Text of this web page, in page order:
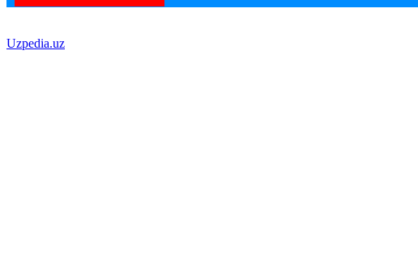
Uzpedia.uz